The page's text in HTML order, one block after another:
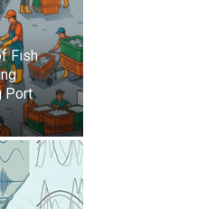
Fish
Port